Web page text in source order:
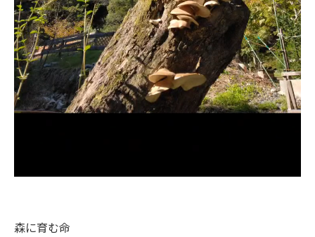
森に育む命